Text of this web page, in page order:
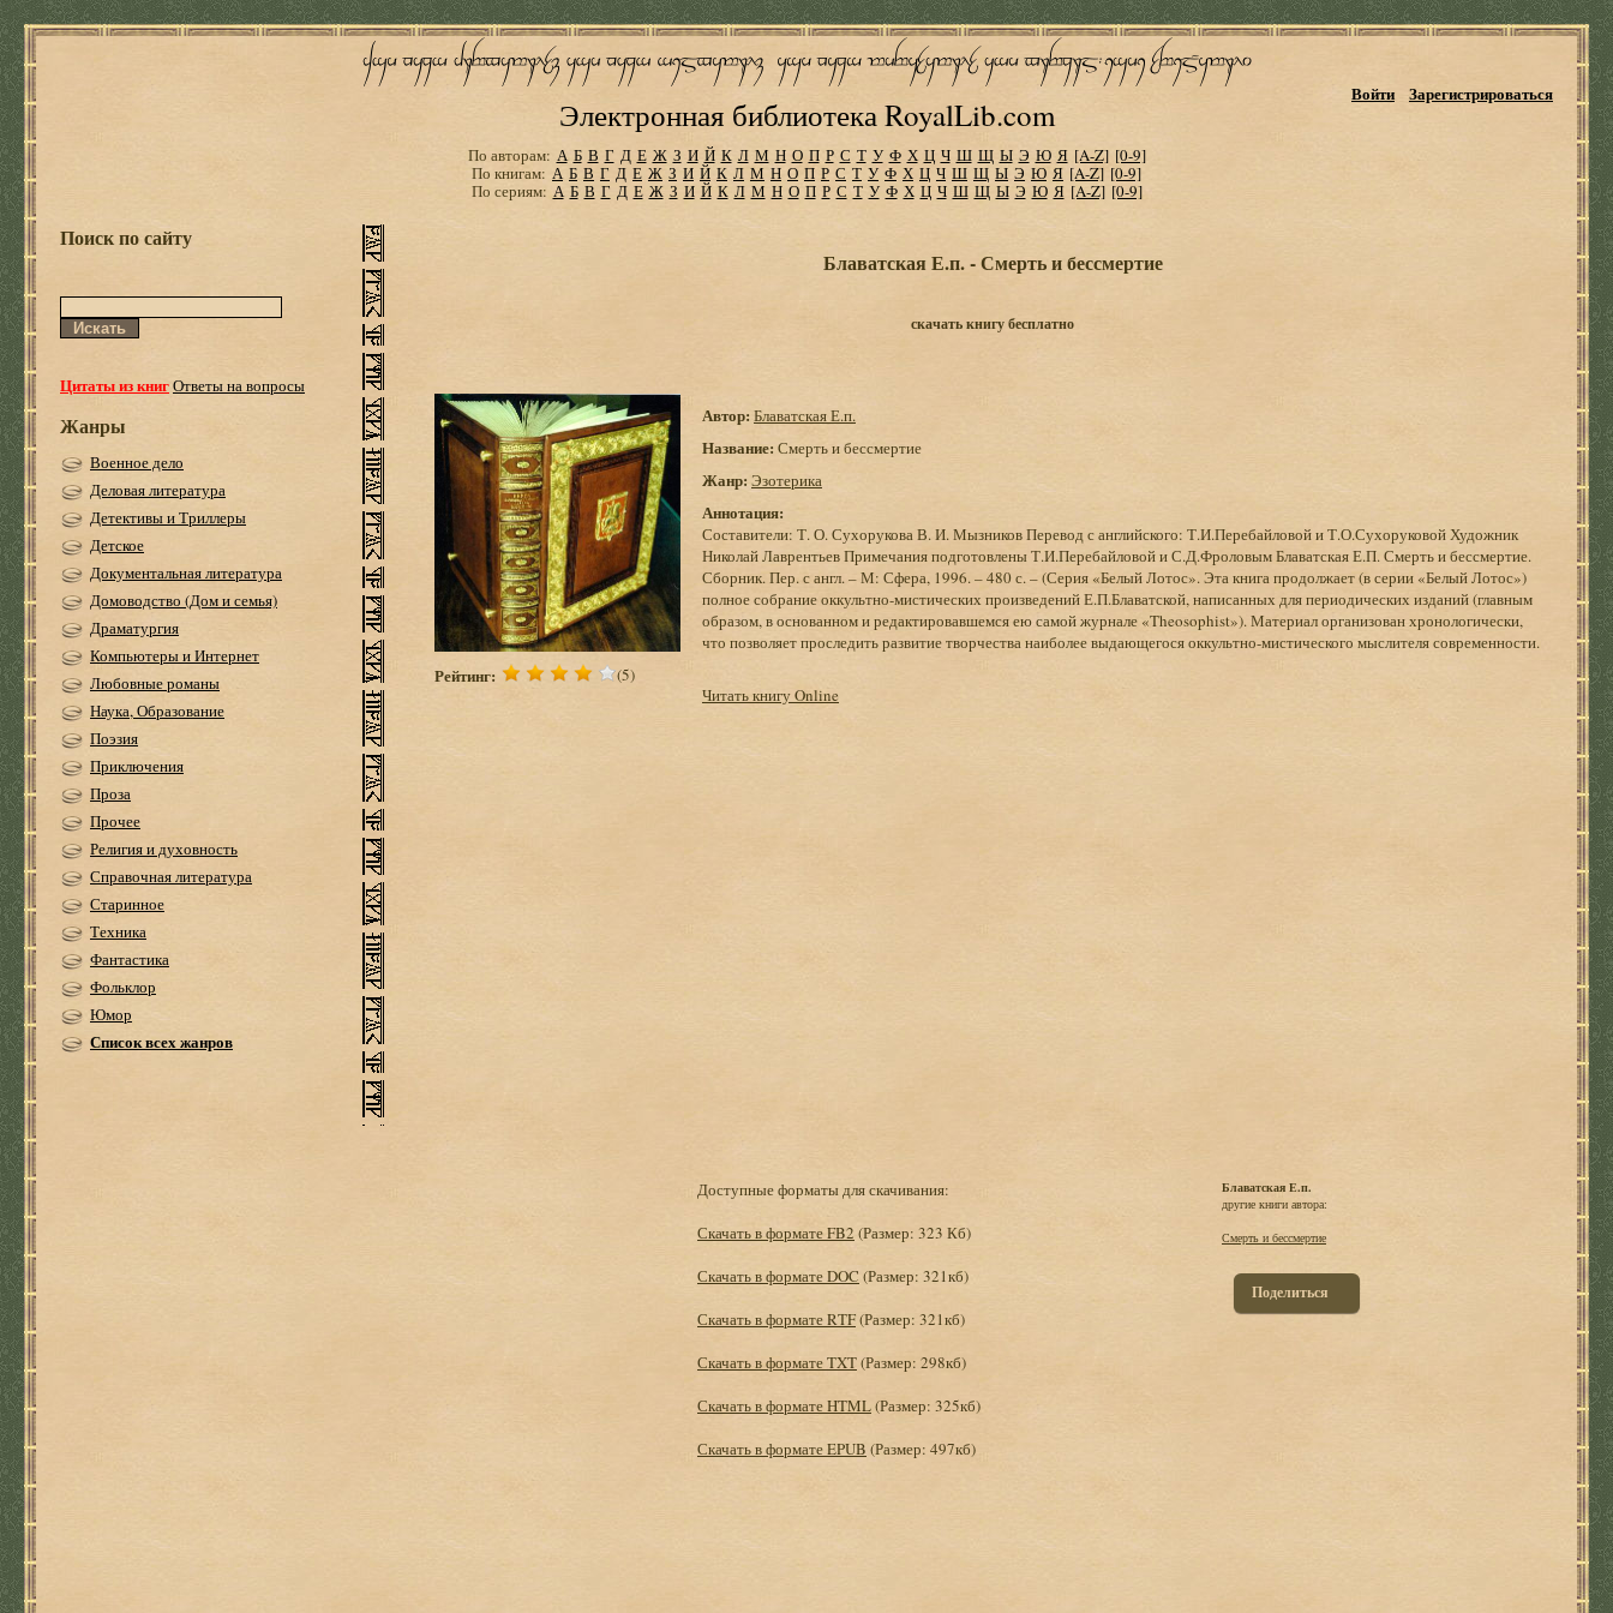
Электронная библиотека RoyalLib.com
Войти Зарегистрироваться
По авторам: А Б В Г Д Е Ж З И Й К Л М Н О П Р С Т У Ф Х Ц Ч Ш Щ Ы Э Ю Я [A-Z] [0-9]
По книгам: А Б В Г Д Е Ж З И Й К Л М Н О П Р С Т У Ф Х Ц Ч Ш Щ Ы Э Ю Я [A-Z] [0-9]
По сериям: А Б В Г Д Е Ж З И Й К Л М Н О П Р С Т У Ф Х Ц Ч Ш Щ Ы Э Ю Я [A-Z] [0-9]
Поиск по сайту
Цитаты из книгОтветы на вопросы
Жанры
Военное дело
Деловая литература
Детективы и Триллеры
Детское
Документальная литература
Домоводство (Дом и семья)
Драматургия
Компьютеры и Интернет
Любовные романы
Наука, Образование
Поэзия
Приключения
Проза
Прочее
Религия и духовность
Справочная литература
Старинное
Техника
Фантастика
Фольклор
Юмор
Список всех жанров
Блаватская Е.п. - Смерть и бессмертие
скачать книгу бесплатно
Рейтинг: (5)
Автор: Блаватская Е.п.
Название: Смерть и бессмертие
Жанр: Эзотерика
Аннотация:
Составители: Т. О. Сухорукова В. И. Мызников Перевод с английского: Т.И.Перебайловой и Т.О.Сухоруковой Художник
Николай Лаврентьев Примечания подготовлены Т.И.Перебайловой и С.Д.Фроловым Блаватская Е.П. Смерть и бессмертие.
Сборник. Пер. с англ. – М: Сфера, 1996. – 480 с. – (Серия «Белый Лотос». Эта книга продолжает (в серии «Белый Лотос»)
полное собрание оккультно-мистических произведений Е.П.Блаватской, написанных для периодических изданий (главным
образом, в основанном и редактировавшемся ею самой журнале «Theosophist»). Материал организован хронологически,
что позволяет проследить развитие творчества наиболее выдающегося оккультно-мистического мыслителя современности.
Читать книгу Online
Доступные форматы для скачивания:
Скачать в формате FB2 (Размер: 323 Кб)
Скачать в формате DOC (Размер: 321кб)
Скачать в формате RTF(Размер: 321кб)
Скачать в формате TXT(Размер: 298кб)
Скачать в формате HTML(Размер: 325кб)
Скачать в формате EPUB (Размер: 497кб)
Блаватская Е.п.
другие книги автора:
Смерть и бессмертие
Поделиться